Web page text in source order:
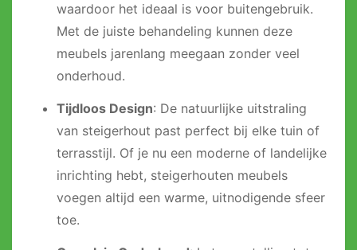
waardoor het ideaal is voor buitengebruik.
Met de juiste behandeling kunnen deze
meubels jarenlang meegaan zonder veel
onderhoud.
Tijdloos Design: De natuurlijke uitstraling
van steigerhout past perfect bij elke tuin of
terrasstijl. Of je nu een moderne of landelijke
inrichting hebt, steigerhouten meubels
voegen altijd een warme, uitnodigende sfeer
toe.